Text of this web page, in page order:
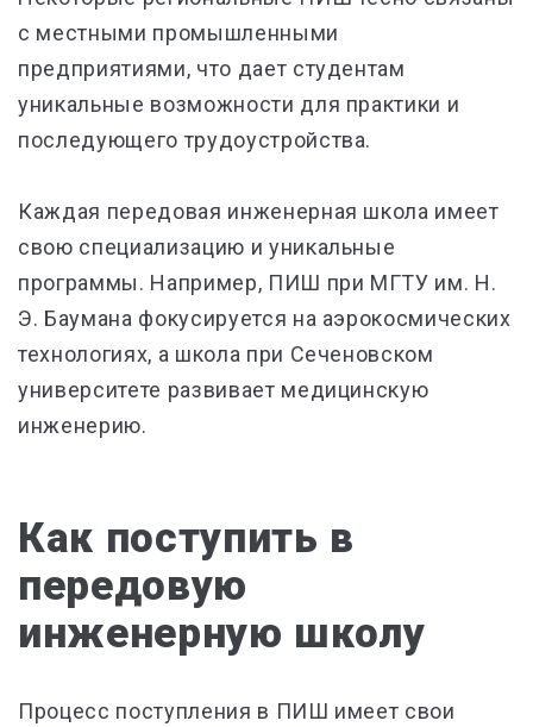
с местными промышленными
предприятиями, что дает студентам
уникальные возможности для практики и
последующего трудоустройства.
Каждая передовая инженерная школа имеет
свою специализацию и уникальные
программы. Например, ПИШ при МГТУ им. Н.
Э. Баумана фокусируется на аэрокосмических
технологиях, а школа при Сеченовском
университете развивает медицинскую
инженерию.
Как поступить в
передовую
инженерную школу
Процесс поступления в ПИШ имеет свои